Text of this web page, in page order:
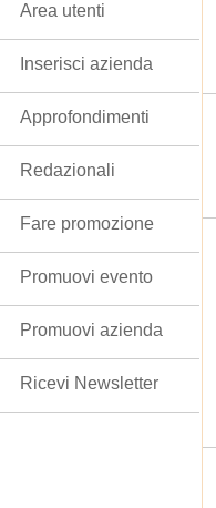
Area utenti
Inserisci azienda
Approfondimenti
Redazionali
Fare promozione
Promuovi evento
Promuovi azienda
Ricevi Newsletter